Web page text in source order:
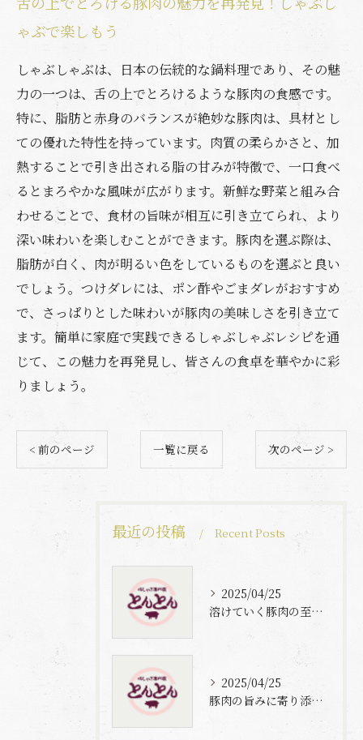
ゃぶで楽しもう
しゃぶしゃぶは、日本の伝統的な鍋料理であり、その魅
力の一つは、舌の上でとろけるような豚肉の食感です。
特に、脂肪と赤身のバランスが絶妙な豚肉は、具材とし
ての優れた特性を持っています。肉質の柔らかさと、加
熱することで引き出される脂の甘みが特徴で、一口食べ
るとまろやかな風味が広がります。新鮮な野菜と組み合
わせることで、食材の旨味が相互に引き立てられ、より
深い味わいを楽しむことができます。豚肉を選ぶ際は、
脂肪が白く、肉が明るい色をしているものを選ぶと良い
でしょう。つけダレには、ポン酢やごまダレがおすすめ
で、さっぱりとした味わいが豚肉の美味しさを引き立て
ます。簡単に家庭で実践できるしゃぶしゃぶレシピを通
じて、この魅力を再発見し、皆さんの食卓を華やかに彩
りましょう。
< 前のページ 一覧に戻る 次のページ >
最近の投稿 Recent Posts
2025/04/25
溶けていく豚肉の至福体験
2025/04/25
豚肉の旨みに寄り添う自家製梅出汁の魅力